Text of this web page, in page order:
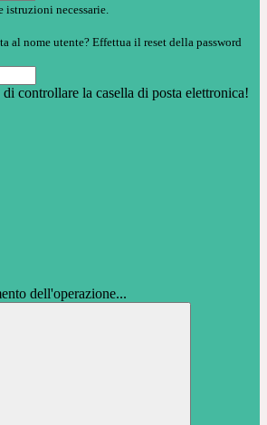
necessarie.
al nome utente? Effettua il reset della password
controllare la casella di posta elettronica!
dell'operazione...